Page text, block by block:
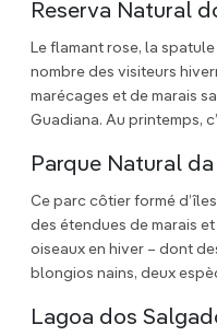
Reserva Natural
Le flamant rose, la
nombre des visiteurs
marécages et de marais
Guadiana. Au printemps,
Parque Natural
Ce parc côtier formé
des étendues de marais
oiseaux en hiver – dont
blongios nains, deux
Lagoa dos